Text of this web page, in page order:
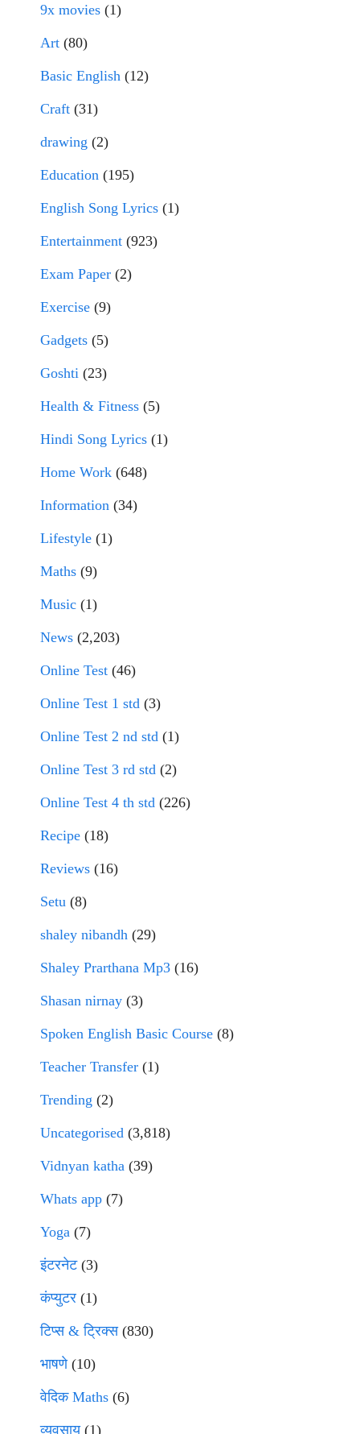
9x movies (1)
Art (80)
Basic English (12)
Craft (31)
drawing (2)
Education (195)
English Song Lyrics (1)
Entertainment (923)
Exam Paper (2)
Exercise (9)
Gadgets (5)
Goshti (23)
Health & Fitness (5)
Hindi Song Lyrics (1)
Home Work (648)
Information (34)
Lifestyle (1)
Maths (9)
Music (1)
News (2,203)
Online Test (46)
Online Test 1 std (3)
Online Test 2 nd std (1)
Online Test 3 rd std (2)
Online Test 4 th std (226)
Recipe (18)
Reviews (16)
Setu (8)
shaley nibandh (29)
Shaley Prarthana Mp3 (16)
Shasan nirnay (3)
Spoken English Basic Course (8)
Teacher Transfer (1)
Trending (2)
Uncategorised (3,818)
Vidnyan katha (39)
Whats app (7)
Yoga (7)
इंटरनेट(3)
कंप्युटर (1)
टिप्स & ट्रिक्स(830)
भाषणे(10)
वेदिक Maths (6)
व्यवसाय(1)